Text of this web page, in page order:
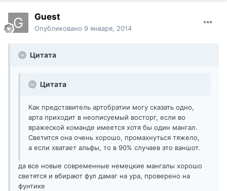
Guest
Опубликовано 9 января, 2014
Цитата
Цитата
Как представитель артобратии могу сказать одно,
арта приходит в неописуемый восторг, если во
вражеской команде имеется хотя бы один мангал.
Светится она очень хорошо, промахнуться тяжело,
а если хватает альфы, то в 90% случаев это ваншот.
да все новые современные немецкие мангалы хорошо
светятся и вбирают фул дамаг на ура, проверено на
фунтике